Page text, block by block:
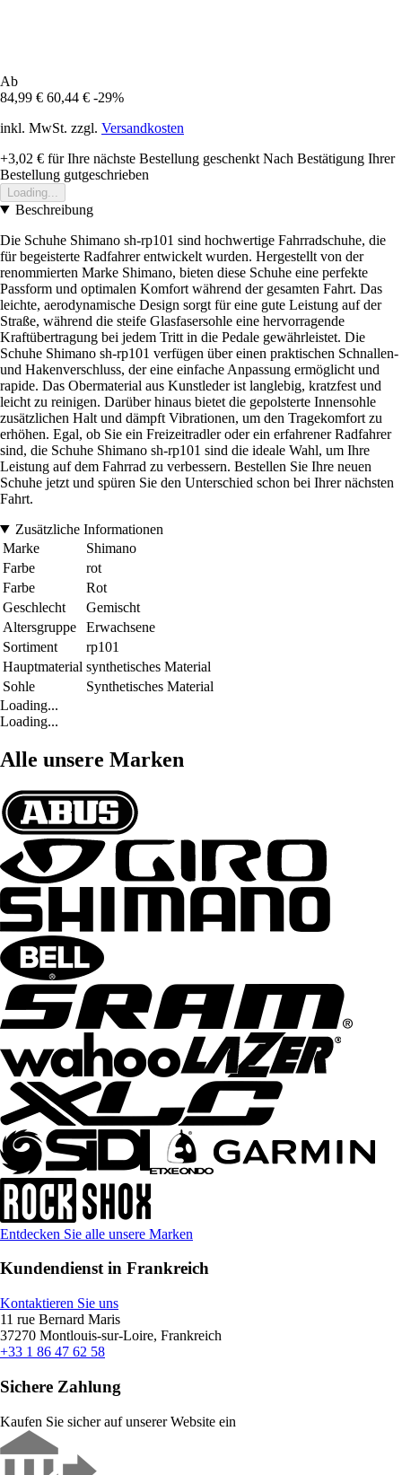
Ab
84,99 € 60,44 € -29%
inkl. MwSt. zzgl. Versandkosten
+3,02 € für Ihre nächste Bestellung geschenkt Nach Bestätigung Ihrer
Bestellung gutgeschrieben
Loading...
Beschreibung
Die Schuhe Shimano sh-rp101 sind hochwertige Fahrradschuhe, die
für begeisterte Radfahrer entwickelt wurden. Hergestellt von der
renommierten Marke Shimano, bieten diese Schuhe eine perfekte
Passform und optimalen Komfort während der gesamten Fahrt. Das
leichte, aerodynamische Design sorgt für eine gute Leistung auf der
Straße, während die steife Glasfasersohle eine hervorragende
Kraftübertragung bei jedem Tritt in die Pedale gewährleistet. Die
Schuhe Shimano sh-rp101 verfügen über einen praktischen Schnallen-
und Hakenverschluss, der eine einfache Anpassung ermöglicht und
rapide. Das Obermaterial aus Kunstleder ist langlebig, kratzfest und
leicht zu reinigen. Darüber hinaus bietet die gepolsterte Innensohle
zusätzlichen Halt und dämpft Vibrationen, um den Tragekomfort zu
erhöhen. Egal, ob Sie ein Freizeitradler oder ein erfahrener Radfahrer
sind, die Schuhe Shimano sh-rp101 sind die ideale Wahl, um Ihre
Leistung auf dem Fahrrad zu verbessern. Bestellen Sie Ihre neuen
Schuhe jetzt und spüren Sie den Unterschied schon bei Ihrer nächsten
Fahrt.
Zusätzliche Informationen
Marke
Shimano
Farbe
rot
Farbe
Rot
Geschlecht
Gemischt
Altersgruppe
Erwachsene
Sortiment
rp101
Hauptmaterial synthetisches Material
Sohle
Synthetisches Material
Loading...
Loading...
Alle unsere Marken
Entdecken Sie alle unsere Marken
Kundendienst in Frankreich
Kontaktieren Sie uns
11 rue Bernard Maris
37270 Montlouis-sur-Loire, Frankreich
+33 1 86 47 62 58
Sichere Zahlung
Kaufen Sie sicher auf unserer Website ein